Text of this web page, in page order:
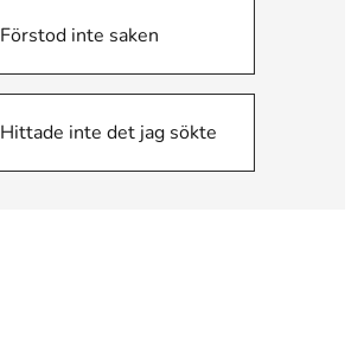
Förstod inte saken
Hittade inte det jag sökte